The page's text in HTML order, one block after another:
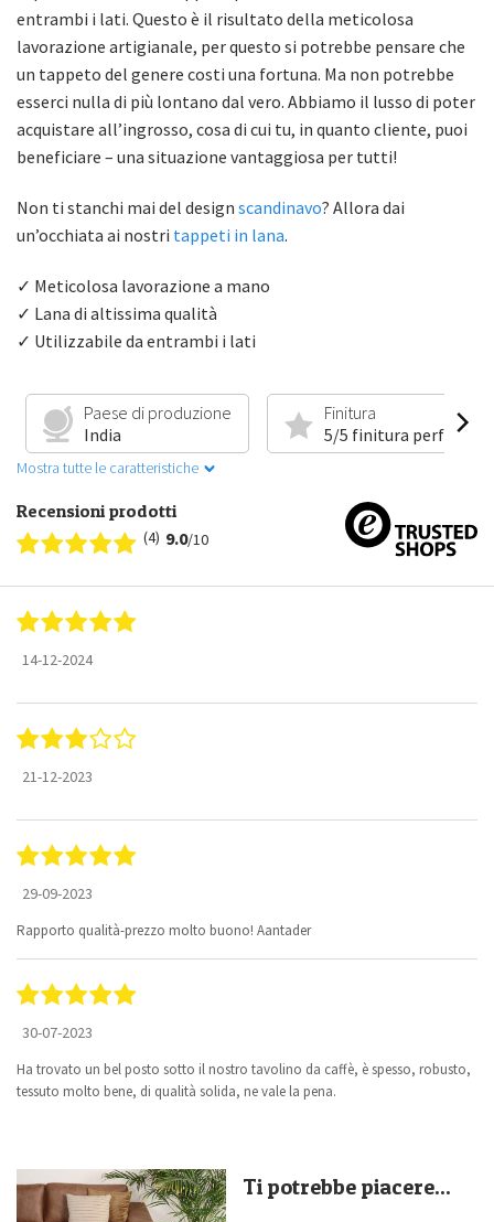
entrambi i lati. Questo è il risultato della meticolosa
lavorazione artigianale, per questo si potrebbe pensare che
un tappeto del genere costi una fortuna. Ma non potrebbe
esserci nulla di più lontano dal vero. Abbiamo il lusso di poter
acquistare all’ingrosso, cosa di cui tu, in quanto cliente, puoi
beneficiare – una situazione vantaggiosa per tutti!
Non ti stanchi mai del design scandinavo? Allora dai
un’occhiata ai nostri tappeti in lana.
✓ Meticolosa lavorazione a mano
✓ Lana di altissima qualità
✓ Utilizzabile da entrambi i lati
Paese di produzione
India
Finitura
5/5 finitura perfetta
Mostra tutte le caratteristiche
Recensioni prodotti
(4) 9.0/10
14-12-2024
21-12-2023
29-09-2023
Rapporto qualità-prezzo molto buono! Aantader
30-07-2023
Ha trovato un bel posto sotto il nostro tavolino da caffè, è spesso, robusto,
tessuto molto bene, di qualità solida, ne vale la pena.
Ti potrebbe piacere...